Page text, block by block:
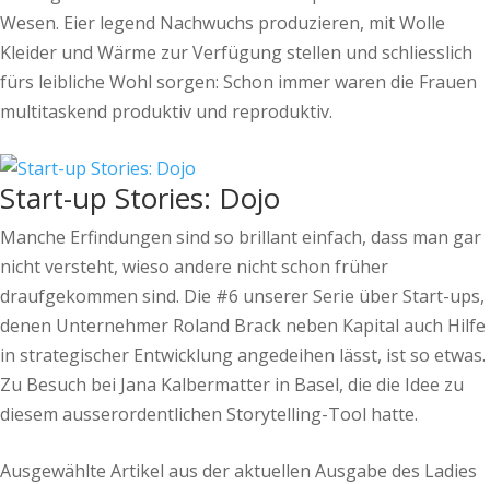
Wesen. Eier legend Nachwuchs produzieren, mit Wolle
Kleider und Wärme zur Verfügung stellen und schliesslich
fürs leibliche Wohl sorgen: Schon immer waren die Frauen
multitaskend produktiv und reproduktiv.
Start-up Stories: Dojo
Manche Erfindungen sind so brillant einfach, dass man gar
nicht versteht, wieso andere nicht schon früher
draufgekommen sind. Die #6 unserer Serie über Start-ups,
denen Unternehmer Roland Brack neben Kapital auch Hilfe
in strategischer Entwicklung angedeihen lässt, ist so etwas.
Zu Besuch bei Jana Kalbermatter in Basel, die die Idee zu
diesem ausserordentlichen Storytelling-Tool hatte.
Ausgewählte Artikel aus der aktuellen Ausgabe des Ladies